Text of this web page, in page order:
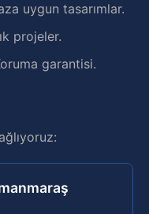
uygun tasarımlar.
projeler.
garantisi.